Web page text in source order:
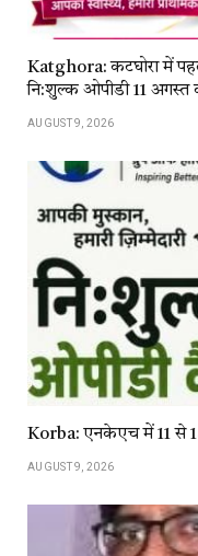
Katghora: कटघोरा में
नि:शुल्क ओपीडी 11 अगस्त
AUGUST 9, 2026
Korba: एनकेएच में 11 से
AUGUST 9, 2026